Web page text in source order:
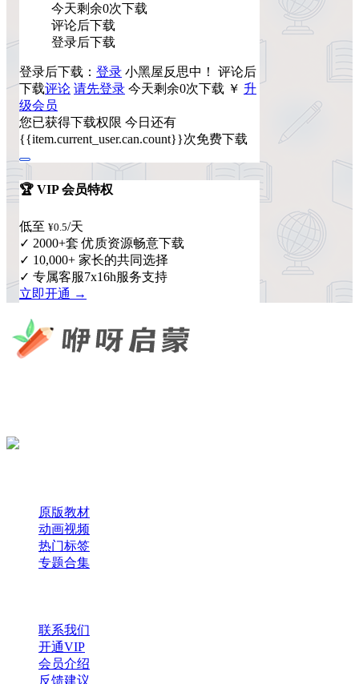
今天剩余0次下载
评论后下载
登录后下载
登录后下载： 登录 小黑屋反思中！ 评论后
下载评论 请先登录 今天剩余0次下载 ￥ 升
级会员
您已获得下载权限 今日还有
{{item.current_user.can.count}}次免费下载
🏆 VIP 会员特权
低至 ¥0.5/天
✓ 2000+套 优质资源畅意下载
✓ 10,000+ 家长的共同选择
✓ 专属客服7x16h服务支持
立即开通 →
原版教材
动画视频
热门标签
专题合集
联系我们
开通VIP
会员介绍
反馈建议